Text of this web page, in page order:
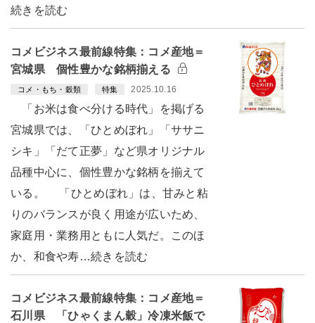
続きを読む
コメビジネス最前線特集：コメ産地＝
宮城県 個性豊かな銘柄揃える
コメ・もち・穀類 特集 2025.10.16
「お米は食べ分ける時代」を掲げる
宮城県では、「ひとめぼれ」「ササニ
シキ」「だて正夢」など県オリジナル
品種中心に、個性豊かな銘柄を揃えて
いる。 「ひとめぼれ」は、甘みと粘
りのバランスが良く用途が広いため、
家庭用・業務用ともに人気だ。このほ
か、和食や寿…続きを読む
コメビジネス最前線特集：コメ産地＝
石川県 「ひゃくまん穀」冷凍米飯で